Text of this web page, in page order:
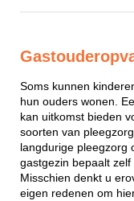
Soms kunnen
hun ouders wonen.
kan uitkomst bieden
soorten van
langdurige pleegzorg
gastgezin bepaalt
Misschien denkt u
eigen redenen om